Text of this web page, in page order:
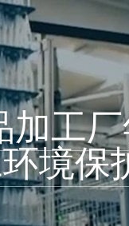
加工
境保